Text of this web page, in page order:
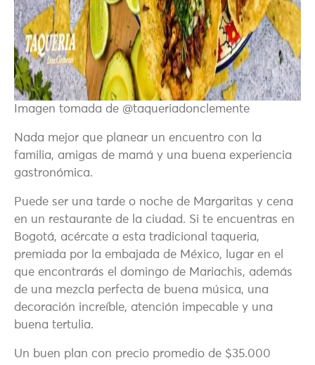
Imagen tomada de @taqueriadonclemente
Nada mejor que planear un encuentro con la
familia, amigas de mamá y una buena experiencia
gastronómica.
Puede ser una tarde o noche de Margaritas y cena
en un restaurante de la ciudad. Si te encuentras en
Bogotá, acércate a esta tradicional taqueria,
premiada por la embajada de México, lugar en el
que encontrarás el domingo de Mariachis, además
de una mezcla perfecta de buena música, una
decoración increíble, atención impecable y una
buena tertulia.
Un buen plan con precio promedio de $35.000